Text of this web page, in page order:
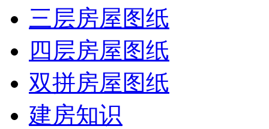
三层房屋图纸
四层房屋图纸
双拼房屋图纸
建房知识